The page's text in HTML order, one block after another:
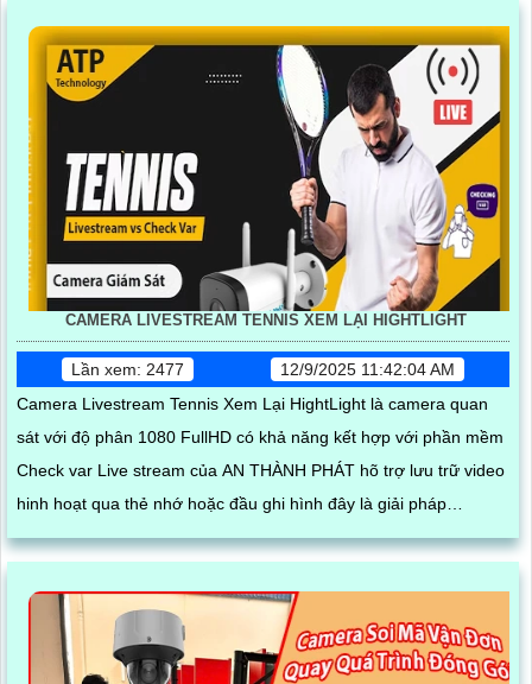
CAMERA LIVESTREAM TENNIS XEM LẠI HIGHTLIGHT
Lần xem: 2477
12/9/2025 11:42:04 AM
Camera Livestream Tennis Xem Lại HightLight là camera quan
sát với độ phân 1080 FullHD có khả năng kết hợp với phần mềm
Check var Live stream của AN THÀNH PHÁT hõ trợ lưu trữ video
hinh hoạt qua thẻ nhớ hoặc đầu ghi hình đây là giải pháp
livestrema giá rẻ cho sân tennis giúp thu hút người chơi và tăng